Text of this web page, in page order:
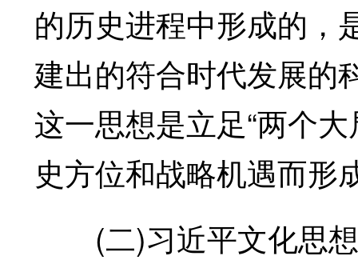
的历史进程中形成的，
建出的符合时代发展的
这一思想是立足“两个
史方位和战略机遇而形
(二)习近平文化思想